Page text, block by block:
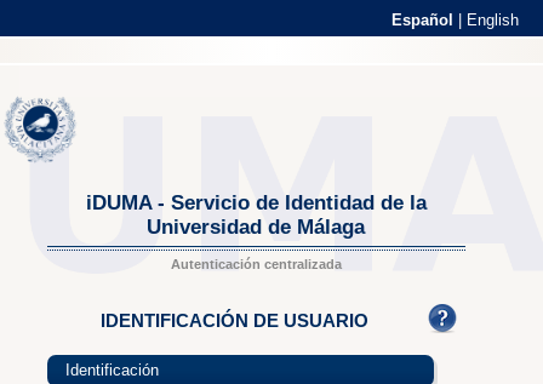
Español English
iDUMA - Servicio de Identidad de la
Universidad de Málaga
Autenticación centralizada
IDENTIFICACIÓN DE USUARIO
Identificación